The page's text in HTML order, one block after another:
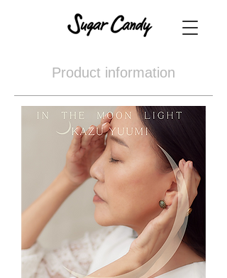
Product information